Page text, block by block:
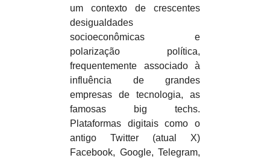
um contexto de crescentes
desigualdades
socioeconômicas e
polarização política,
frequentemente associado à
influência de grandes
empresas de tecnologia, as
famosas big techs.
Plataformas digitais como o
antigo Twitter (atual X)
Facebook, Google, Telegram,